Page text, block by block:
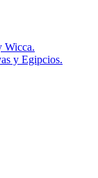
Wicca.
y Egipcios.